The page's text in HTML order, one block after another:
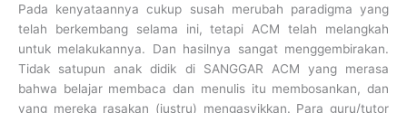
Pada kenyataannya cukup susah merubah paradigma yang
telah berkembang selama ini, tetapi ACM telah melangkah
untuk melakukannya. Dan hasilnya sangat menggembirakan.
Tidak satupun anak didik di SANGGAR ACM yang merasa
bahwa belajar membaca dan menulis itu membosankan, dan
yang mereka rasakan (justru) mengasyikkan. Para guru/tutor